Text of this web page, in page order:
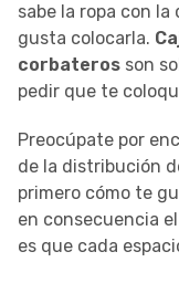
sabe la ropa con
gusta colocarla.
corbateros son
pedir que te
Preocúpate por
de la distribución
primero cómo te
en consecuencia
es que cada